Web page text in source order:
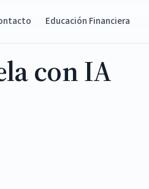
Educación Financiera
con IA